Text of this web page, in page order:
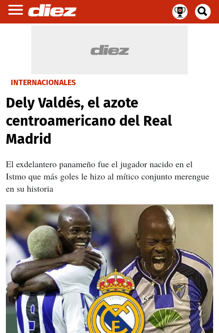
INTERNACIONALES
Dely Valdés, el azote
centroamericano del Real
Madrid
El exdelantero panameño fue el jugador nacido en el
Istmo que más goles le hizo al mítico conjunto merengue
en su historia
X
X